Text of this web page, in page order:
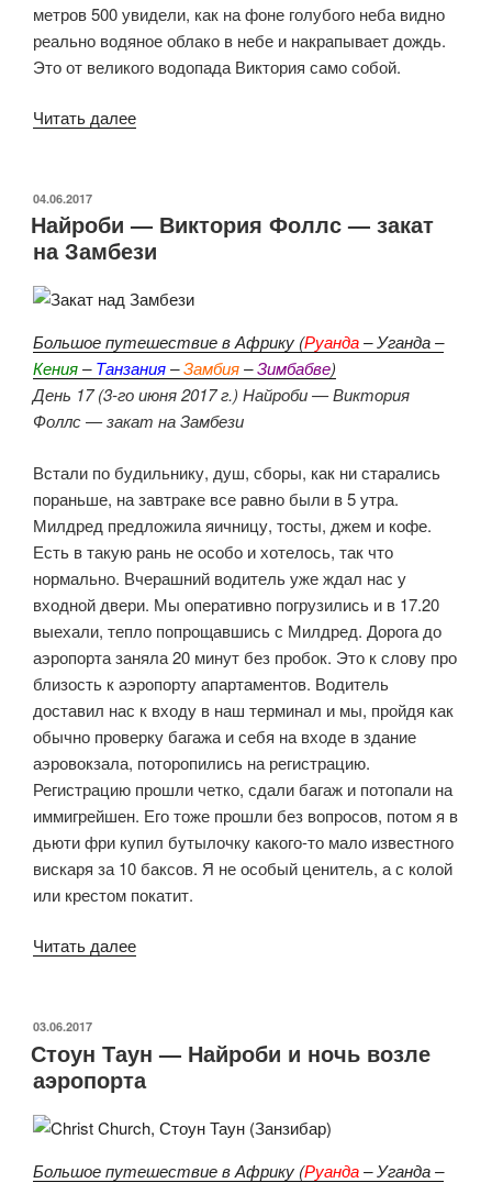
метров 500 увидели, как на фоне голубого неба видно
реально водяное облако в небе и накрапывает дождь.
Это от великого водопада Виктория само собой.
Читать далее«Водопады
Зимбабве
—
BOMA»
ОПУБЛИКОВАНО
04.06.2017
Найроби — Виктория Фоллс — закат
на Замбези
Большое путешествие в Африку (Руанда– Уганда –
Кения–Танзания–Замбия–Зимбабве)
День 17 (3-го июня 2017 г.) Найроби — Виктория
Фоллс — закат на Замбези
Встали по будильнику, душ, сборы, как ни старались
пораньше, на завтраке все равно были в 5 утра.
Милдред предложила яичницу, тосты, джем и кофе.
Есть в такую рань не особо и хотелось, так что
нормально. Вчерашний водитель уже ждал нас у
входной двери. Мы оперативно погрузились и в 17.20
выехали, тепло попрощавшись с Милдред. Дорога до
аэропорта заняла 20 минут без пробок. Это к слову про
близость к аэропорту апартаментов. Водитель
доставил нас к входу в наш терминал и мы, пройдя как
обычно проверку багажа и себя на входе в здание
аэровокзала, поторопились на регистрацию.
Регистрацию прошли четко, сдали багаж и потопали на
иммигрейшен. Его тоже прошли без вопросов, потом я в
дьюти фри купил бутылочку какого-то мало известного
вискаря за 10 баксов. Я не особый ценитель, а с колой
или крестом покатит.
Читать далее«Найроби
—
закат
Замбези»
ОПУБЛИКОВАНО
03.06.2017
Стоун Таун — Найроби и ночь возле
аэропорта
Большое путешествие в Африку (Руанда– Уганда –